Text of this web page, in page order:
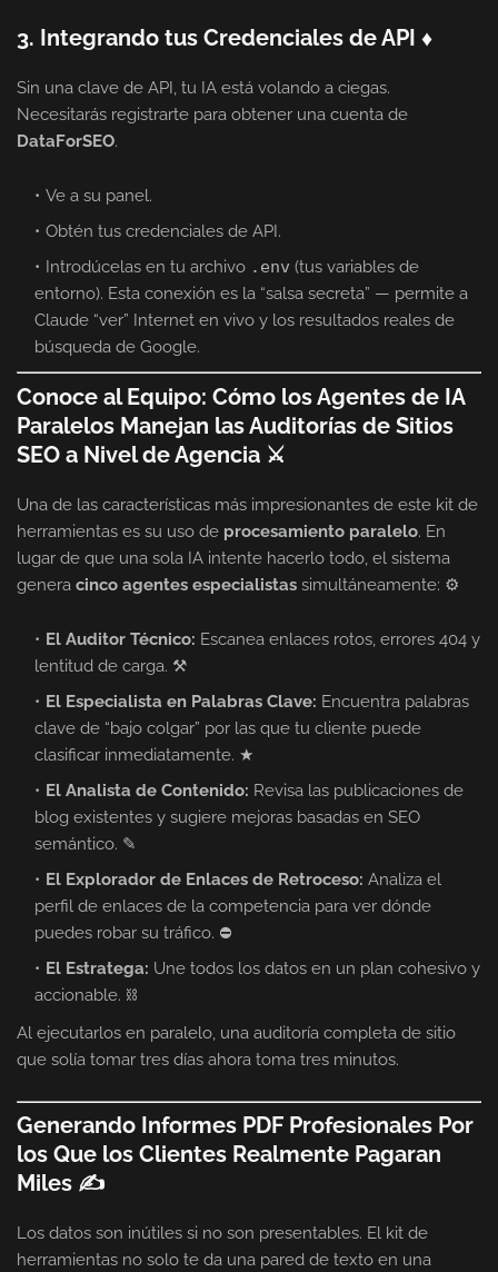
3. Integrando tus Credenciales de API ♦
Sin una clave de API, tu IA está volando a ciegas.
Necesitarás registrarte para obtener una cuenta de
DataForSEO.
Ve a su panel.
Obtén tus credenciales de API.
Introdúcelas en tu archivo .env (tus variables de
entorno). Esta conexión es la “salsa secreta” — permite a
Claude “ver” Internet en vivo y los resultados reales de
búsqueda de Google.
Conoce al Equipo: Cómo los Agentes de IA
Paralelos Manejan las Auditorías de Sitios
SEO a Nivel de Agencia ⚔
Una de las características más impresionantes de este kit de
herramientas es su uso de procesamiento paralelo. En
lugar de que una sola IA intente hacerlo todo, el sistema
genera cinco agentes especialistas simultáneamente: ⚙
El Auditor Técnico: Escanea enlaces rotos, errores 404 y
lentitud de carga. ⚒
El Especialista en Palabras Clave: Encuentra palabras
clave de “bajo colgar” por las que tu cliente puede
clasificar inmediatamente. ★
El Analista de Contenido: Revisa las publicaciones de
blog existentes y sugiere mejoras basadas en SEO
semántico. ✎
El Explorador de Enlaces de Retroceso: Analiza el
perfil de enlaces de la competencia para ver dónde
puedes robar su tráfico. ⛔
El Estratega: Une todos los datos en un plan cohesivo y
accionable. ⛓
Al ejecutarlos en paralelo, una auditoría completa de sitio
que solía tomar tres días ahora toma tres minutos.
Generando Informes PDF Profesionales Por
los Que los Clientes Realmente Pagaran
Miles ✍
Los datos son inútiles si no son presentables. El kit de
herramientas no solo te da una pared de texto en una